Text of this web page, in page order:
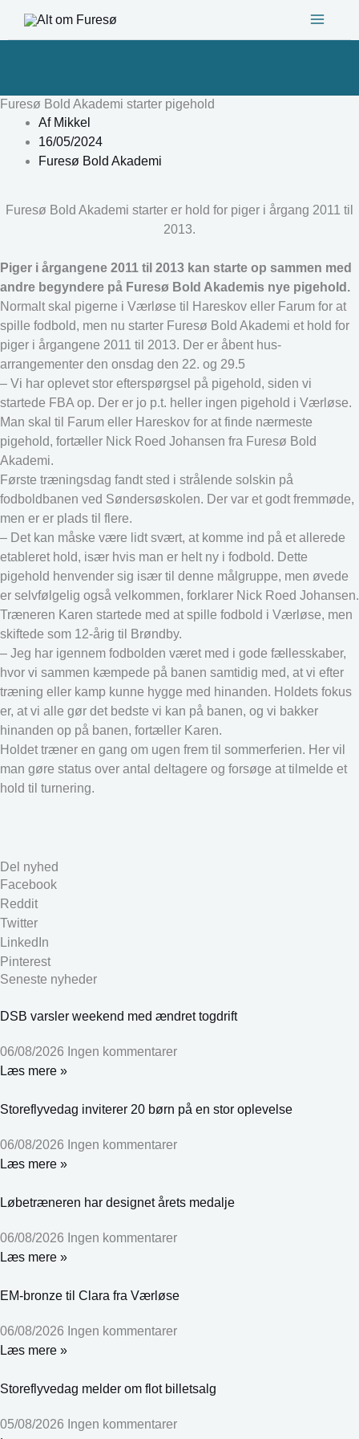
Furesø Bold Akademi starter pigehold
AfMikkel
16/05/2024
Furesø Bold Akademi
Furesø Bold Akademi starter er hold for piger i årgang 2011 til
2013.
Piger i årgangene 2011 til 2013 kan starte op sammen med
andre begyndere på Furesø Bold Akademis nye pigehold.
Normalt skal pigerne i Værløse til Hareskov eller Farum for at
spille fodbold, men nu starter Furesø Bold Akademi et hold for
piger i årgangene 2011 til 2013. Der er åbent hus-
arrangementer den onsdag den 22. og 29.5
– Vi har oplevet stor efterspørgsel på pigehold, siden vi
startede FBA op. Der er jo p.t. heller ingen pigehold i Værløse.
Man skal til Farum eller Hareskov for at finde nærmeste
pigehold, fortæller Nick Roed Johansen fra Furesø Bold
Akademi.
Første træningsdag fandt sted i strålende solskin på
fodboldbanen ved Søndersøskolen. Der var et godt fremmøde,
men er er plads til flere.
– Det kan måske være lidt svært, at komme ind på et allerede
etableret hold, især hvis man er helt ny i fodbold. Dette
pigehold henvender sig især til denne målgruppe, men øvede
er selvfølgelig også velkommen, forklarer Nick Roed Johansen.
Træneren Karen startede med at spille fodbold i Værløse, men
skiftede som 12-årig til Brøndby.
– Jeg har igennem fodbolden været med i gode fællesskaber,
hvor vi sammen kæmpede på banen samtidig med, at vi efter
træning eller kamp kunne hygge med hinanden. Holdets fokus
er, at vi alle gør det bedste vi kan på banen, og vi bakker
hinanden op på banen, fortæller Karen.
Holdet træner en gang om ugen frem til sommerferien. Her vil
man gøre status over antal deltagere og forsøge at tilmelde et
hold til turnering.
Del nyhed
Facebook
Reddit
Twitter
LinkedIn
Pinterest
Seneste nyheder
DSB varsler weekend med ændret togdrift
06/08/2026 Ingen kommentarer
Læs mere »
Storeflyvedag inviterer 20 børn på en stor oplevelse
06/08/2026 Ingen kommentarer
Læs mere »
Løbetræneren har designet årets medalje
06/08/2026 Ingen kommentarer
Læs mere »
EM-bronze til Clara fra Værløse
06/08/2026 Ingen kommentarer
Læs mere »
Storeflyvedag melder om flot billetsalg
05/08/2026 Ingen kommentarer